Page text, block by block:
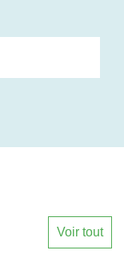
Voir tout